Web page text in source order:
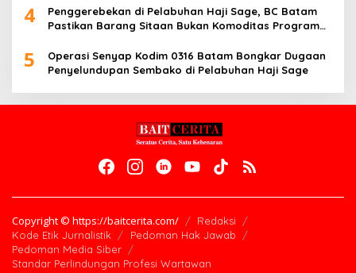
4
Penggerebekan di Pelabuhan Haji Sage, BC Batam
Pastikan Barang Sitaan Bukan Komoditas Program
5
Operasi Senyap Kodim 0316 Batam Bongkar Dugaan
Penyelundupan Sembako di Pelabuhan Haji Sage
Copyright © https://baitcerita.com/
Redaksi
Kode Etik Jurnalistik
Pedoman Hak Jawab
Pedoman Media Siber
Standar Perlindungan Profesi Wartawan